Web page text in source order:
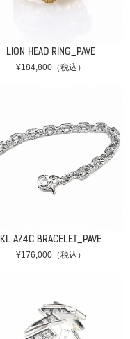
LION HEAD RING_PAVE
¥184,800（税込）
KL AZ4C BRACELET_PAVE
¥176,000（税込）